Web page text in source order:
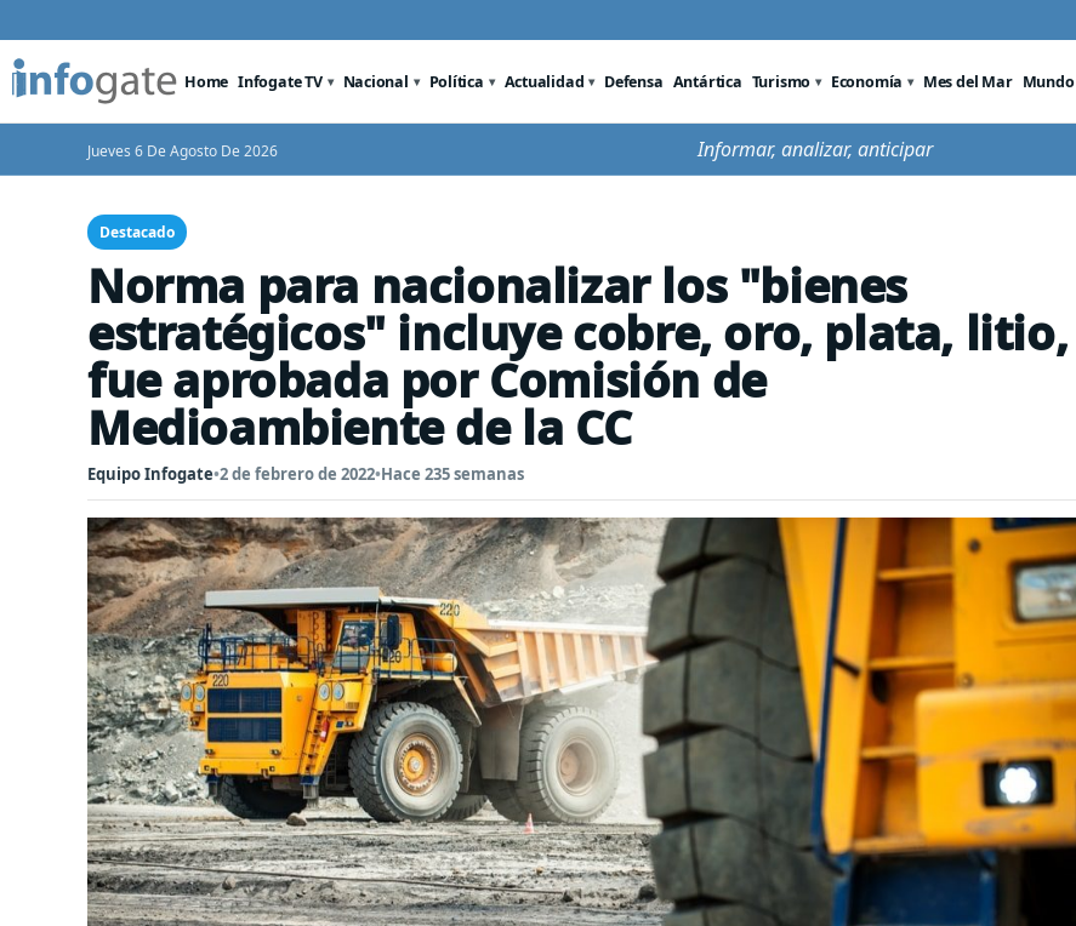
Home Infogate TV Nacional Política Actualidad Defensa Antártica Turismo Economía Mes del Mar Mundo
Jueves 6 De Agosto De 2026 Informar, analizar, anticipar
Destacado
Norma para nacionalizar los "bienes
estratégicos" incluye cobre, oro, plata, litio,
fue aprobada por Comisión de
Medioambiente de la CC
Equipo Infogate•2 de febrero de 2022•Hace 235 semanas